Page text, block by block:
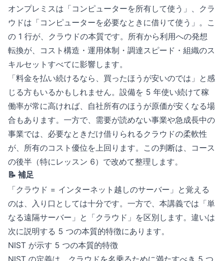
オンプレミスは「コンピューターを所有して使う」、クラ
ウドは「コンピューターを必要なときに借りて使う」。こ
の 1 行が、クラウドの本質です。所有から利用への発想
転換が、コスト構造・運用体制・調達スピード・組織のス
キルセットすべてに影響します。
「料金を払い続けるなら、買ったほうが安いのでは」と感
じる方もいるかもしれません。設備を 5 年使い続けて稼
働率が常に高ければ、自社所有のほうが原価が安くなる場
合もあります。一方で、需要が読めない事業や急成長中の
事業では、必要なときだけ借りられるクラウドの柔軟性
が、所有のコスト優位を上回ります。この判断は、コース
の後半（特にレッスン 6）で改めて整理します。
📝 補足
「クラウド = インターネット越しのサーバー」と覚える
のは、入り口としては十分です。一方で、本講義では「単
なる遠隔サーバー」と「クラウド」を区別します。違いは
次に説明する 5 つの本質的特徴にあります。
NIST が示す 5 つの本質的特徴
NIST の定義は、クラウドを名乗るために満たすべき 5 つ